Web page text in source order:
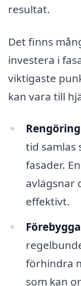
resultat.
Det finns
investera i
viktigaste
kan vara till
tid samlas
fasader.
avlägsnar
effektivt.
förhindra
som kan